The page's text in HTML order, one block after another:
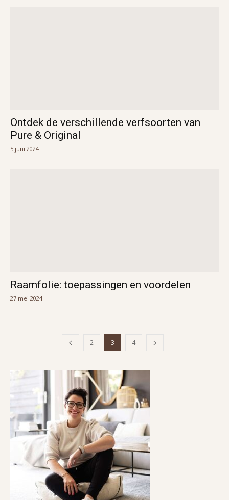
Ontdek de verschillende verfsoorten van
Pure & Original
5 juni 2024
Raamfolie: toepassingen en voordelen
27 mei 2024
2 3 4